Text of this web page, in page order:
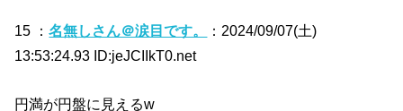
15 ：名無しさん＠涙目です。
：2024/09/07(土)
13:53:24.93 ID:jeJCIIkT0.net
円満が円盤に見えるw